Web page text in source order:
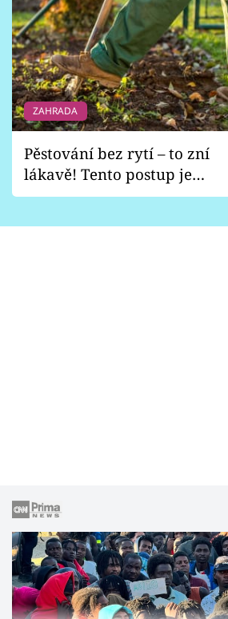
ZAHRADA
Pěstování bez rytí – to zní
lákavě! Tento postup je
vhodný jen pro některé